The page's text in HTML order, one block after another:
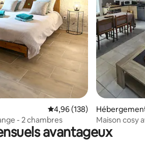
de 50 commentaires : 4,94 sur 5
Évaluation moyenne sur la
4,96 (138)
- 2 chambres
Maison cosy
avantageux